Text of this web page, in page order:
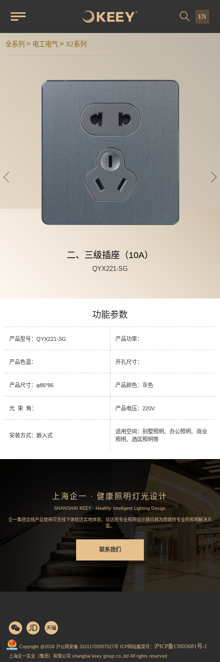
EN
全系列 > 电工电气 > X2系列
二、三级插座（10A）
QYX221-SG
功能参数
产品型号：QYX221-SG 产品功率：
产品色温： 开孔尺寸：
产品尺寸：φ86*86 产品颜色：灰色
光 束 角： 产品电压：220V
安装方式：嵌入式
适用空间：别墅照明、办公照明、商业
照明、酒店照明等
上海企一 · 健康照明灯光设计
SHANGHAI KEEY · Healthy Intelligent Lighting Design
企一集团全线产品使用可至线下体验店实地体验，驻店的专业照明设计顾问将为您提供专业的照明解决方
案。
联系我们
Copyright @2018 沪公网安备 31011702007527号 ICP网站备案号： 沪ICP备13003681号-1
上海企一实业（集团）有限公司 shanghai keey group co.,ltd All rights reserved